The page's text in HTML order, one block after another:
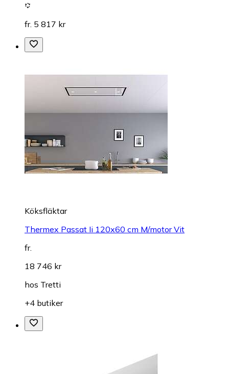
fr. 5 817 kr
Köksfläktar
Thermex Passat Ii 120x60 cm M/motor Vit
fr.
18 746 kr
hos Tretti
+4 butiker